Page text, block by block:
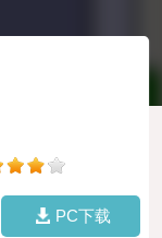
PC下载